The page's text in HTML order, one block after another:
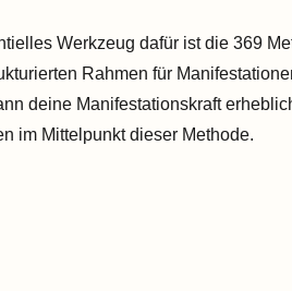
Werkzeug dafür ist die 369
Rahmen für
deine Manifestationskraft
im Mittelpunkt dieser Methode.